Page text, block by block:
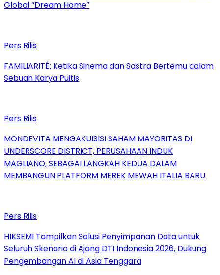
Global “Dream Home”
Pers Rilis
FAMILIARITÉ: Ketika Sinema dan Sastra Bertemu dalam
Sebuah Karya Puitis
Pers Rilis
MONDEVITA MENGAKUISISI SAHAM MAYORITAS DI
UNDERSCORE DISTRICT, PERUSAHAAN INDUK
MAGLIANO, SEBAGAI LANGKAH KEDUA DALAM
MEMBANGUN PLATFORM MEREK MEWAH ITALIA BARU
Pers Rilis
HIKSEMI Tampilkan Solusi Penyimpanan Data untuk
Seluruh Skenario di Ajang DTI Indonesia 2026, Dukung
Pengembangan AI di Asia Tenggara